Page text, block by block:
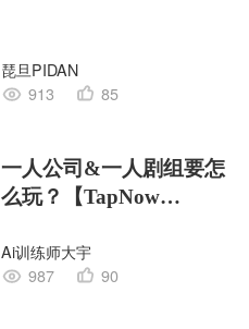
琵旦PIDAN
913
85
一人公司&一人剧组要怎
么玩？【TapNow
Ai训练师大宇
987
90